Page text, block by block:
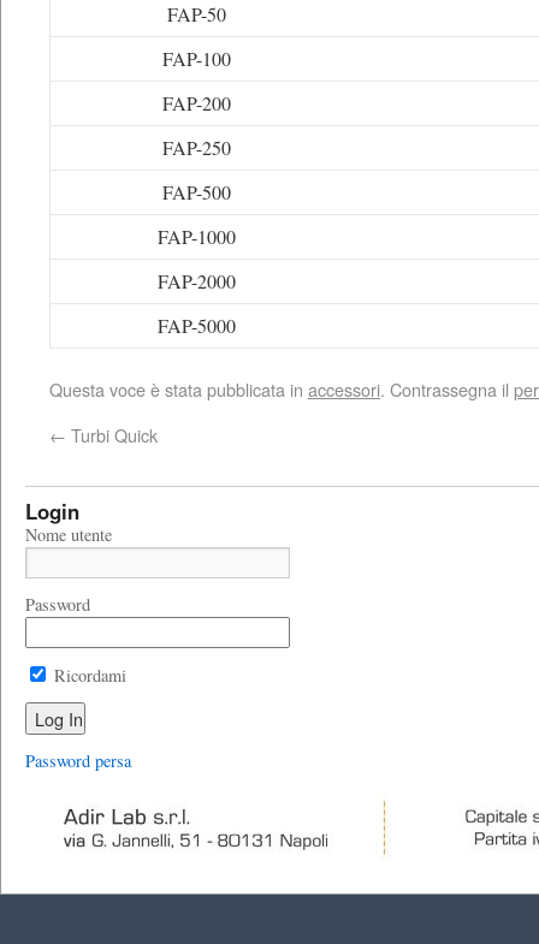
FAP-50
FAP-100
FAP-200
FAP-250
FAP-500
FAP-1000
FAP-2000
FAP-5000
Questa voce è stata pubblicata in accessori. Contrassegna il
← Turbi Quick
Login
Nome utente
Password
Ricordami
Password persa